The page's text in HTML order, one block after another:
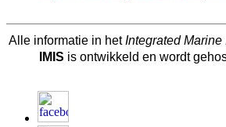
Alle informatie in hetIntegrated
IMIS is ontwikkeld en wordt